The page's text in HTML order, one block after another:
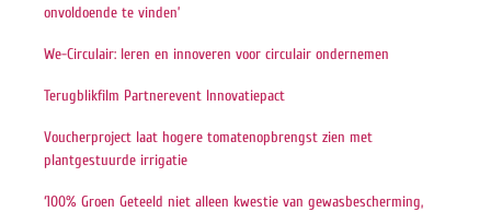
onvoldoende te vinden’
We-Circulair: leren en innoveren voor circulair ondernemen
Terugblikfilm Partnerevent Innovatiepact
Voucherproject laat hogere tomatenopbrengst zien met
plantgestuurde irrigatie
‘100% Groen Geteeld niet alleen kwestie van gewasbescherming,